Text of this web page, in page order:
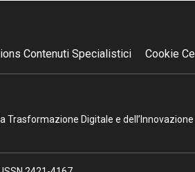
Contenuti Specialistici Cookie
Digitale e